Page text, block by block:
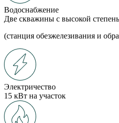
Водоснабжение
Две скважины с высокой
(станция обезжелезивания и
Электричество
15 кВт на участок